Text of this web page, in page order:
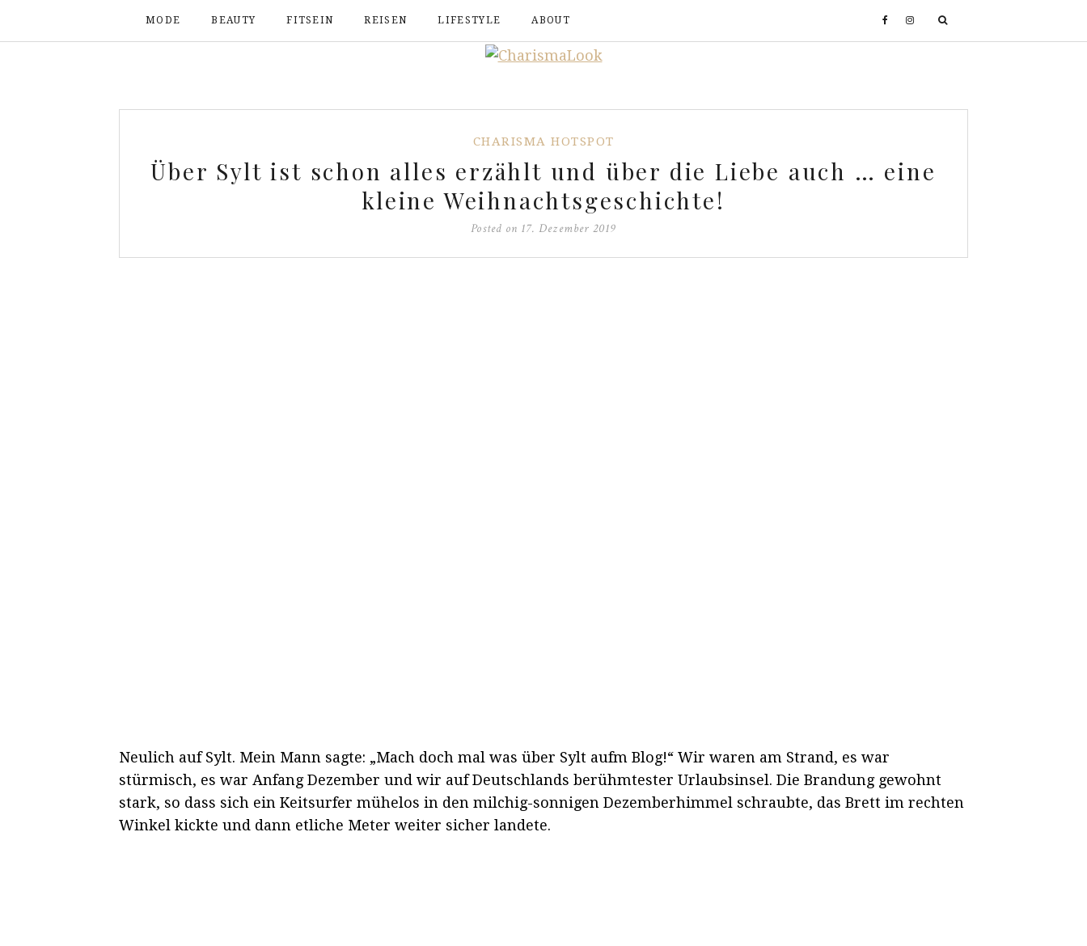
MODE BEAUTY FITSEIN REISEN LIFESTYLE ABOUT
CHARISMA HOTSPOT
Über Sylt ist schon alles erzählt und über die Liebe auch … eine
kleine Weihnachtsgeschichte!
Posted on 17. Dezember 2019
Neulich auf Sylt. Mein Mann sagte: „Mach doch mal was über Sylt aufm Blog!“ Wir waren am Strand, es war
stürmisch, es war Anfang Dezember und wir auf Deutschlands berühmtester Urlaubsinsel. Die Brandung gewohnt
stark, so dass sich ein Keitsurfer mühelos in den milchig-sonnigen Dezemberhimmel schraubte, das Brett im rechten
Winkel kickte und dann etliche Meter weiter sicher landete.